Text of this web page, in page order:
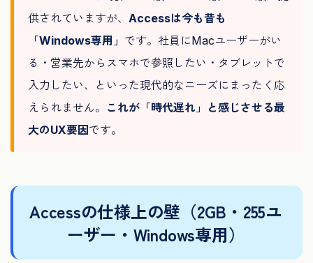
供されていますが、 Accessは今も昔も
「Windows専用」 です。社員にMacユーザーがい
る・営業先からスマホで参照したい・タブレットで
入力したい、といった現代的なニーズにまったく応
えられません。 これが「時代遅れ」と感じさせる最
大のUX要因です。
Accessの仕様上の壁（2GB・255ユ
ーザー・Windows専用）